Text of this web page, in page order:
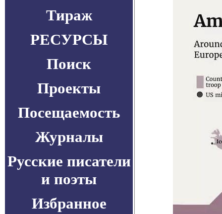
Тираж
РЕСУРСЫ
Поиск
Проекты
Посещаемость
Журналы
Русские писатели
и поэты
Избранное